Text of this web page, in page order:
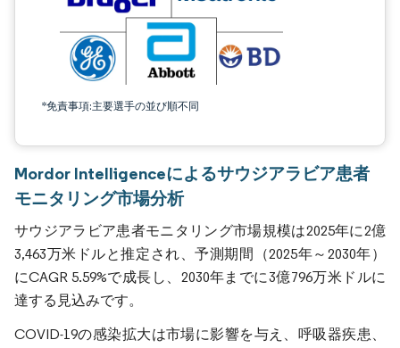
*免責事項:主要選手の並び順不同
Mordor Intelligenceによるサウジアラビア患者
モニタリング市場分析
サウジアラビア患者モニタリング市場規模は2025年に2億
3,463万米ドルと推定され、予測期間（2025年～2030年）
にCAGR 5.59%で成長し、2030年までに3億796万米ドルに
達する見込みです。
COVID-19の感染拡大は市場に影響を与え、呼吸器疾患、